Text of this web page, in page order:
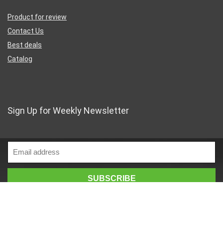
Product for review
Contact Us
Best deals
Catalog
Sign Up for Weekly Newsletter